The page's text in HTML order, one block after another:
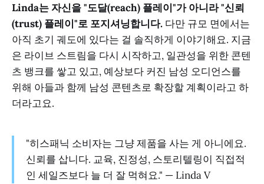
Linda는 자신을 "도달(reach) 플레이"가 아니라 "신뢰
(trust) 플레이"로 포지셔닝합니다. 다만 규모 면에서는
아직 초기 궤도에 있다는 걸 솔직하게 이야기해요. 지금
은 라이브 스트림을 다시 시작하고, 일관성을 위한 콘텐
츠 뱅크를 쌓고 있고, 예상보다 커진 남성 오디언스를
위해 아들과 함께 남성 콘텐츠로 확장할 계획이라고 하
더라고요.
"히스패닉 소비자는 그냥 제품을 사는 게 아니에요.
신뢰를 삽니다. 교육, 진정성, 스토리텔링이 직접적
인 세일즈보다 늘 더 잘 먹혀요." — Linda V